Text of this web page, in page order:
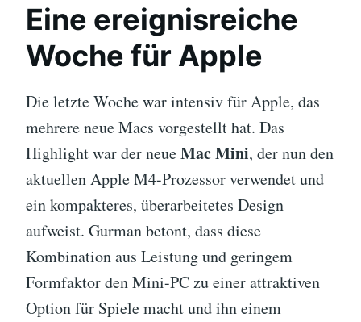
Eine ereignisreiche
Woche für Apple
Die letzte Woche war intensiv für Apple, das
mehrere neue Macs vorgestellt hat. Das
Highlight war der neueMac Mini, der nun den
aktuellen Apple M4-Prozessor verwendet und
ein kompakteres, überarbeitetes Design
aufweist. Gurman betont, dass diese
Kombination aus Leistung und geringem
Formfaktor den Mini-PC zu einer attraktiven
Option für Spiele macht und ihn einem